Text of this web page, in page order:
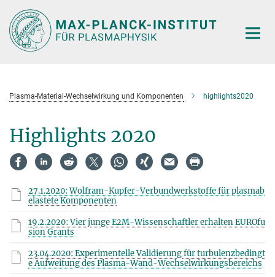
Hauptinhalt
Plasma-Material-Wechselwirkung und Komponenten highlights2020
Highlights 2020
27.1.2020: Wolfram-Kupfer-Verbundwerkstoffe für plasmab
elastete Komponenten
19.2.2020: Vier junge E2M-Wissenschaftler erhalten EUROfu
sion Grants
23.04.2020: Experimentelle Validierung für turbulenzbedingt
e Aufweitung des Plasma-Wand-Wechselwirkungsbereichs